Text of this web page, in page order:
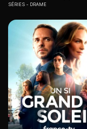
SÉRIES DRAME